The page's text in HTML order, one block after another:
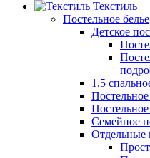
Текстиль
Постельное белье
Детское
1,5
Семейное
Отдельные